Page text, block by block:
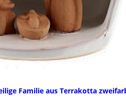
Familie aus Terrakotta